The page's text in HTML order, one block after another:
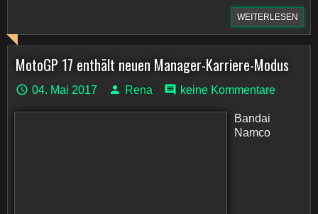
WEITERLESEN
MotoGP 17 enthält neuen Manager-Karriere-Modus
04. Mai 2017 Rena keine Kommentare
Bandai
Namco